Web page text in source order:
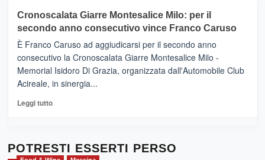
tra
sapori
vicoli
medievali
Mondello
(Palermo)
–
“E
adesso
Pasta
–
Sicilia
l’
evento
Cronoscalata Giarre Montesalice Milo: per il
secondo anno consecutivo vince Franco Caruso
È Franco Caruso ad aggiudicarsi per il secondo anno
consecutivo la Cronoscalata Giarre Montesalice Milo -
Memorial Isidoro Di Grazia, organizzata dall'Automobile Club
Acireale, in sinergia...
Leggi tuttoLeggi
Cronoscalata
Giarre
POTRESTI ESSERTI PERSO